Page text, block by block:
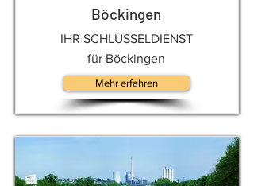
Böckingen
IHR SCHLÜSSELDIENST
für Böckingen
Mehr erfahren